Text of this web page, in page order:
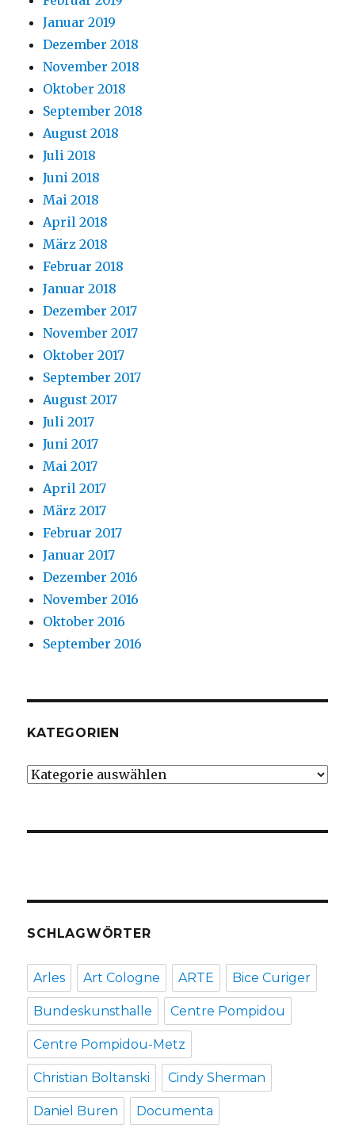
Januar 2019
Dezember 2018
November 2018
Oktober 2018
September 2018
August 2018
Juli 2018
Juni 2018
Mai 2018
April 2018
März 2018
Februar 2018
Januar 2018
Dezember 2017
November 2017
Oktober 2017
September 2017
August 2017
Juli 2017
Juni 2017
Mai 2017
April 2017
März 2017
Februar 2017
Januar 2017
Dezember 2016
November 2016
Oktober 2016
September 2016
KATEGORIEN
Kategorien
SCHLAGWÖRTER
Arles Art Cologne ARTE Bice Curiger
Bundeskunsthalle Centre Pompidou
Centre Pompidou-Metz
Christian Boltanski Cindy Sherman
Daniel Buren Documenta